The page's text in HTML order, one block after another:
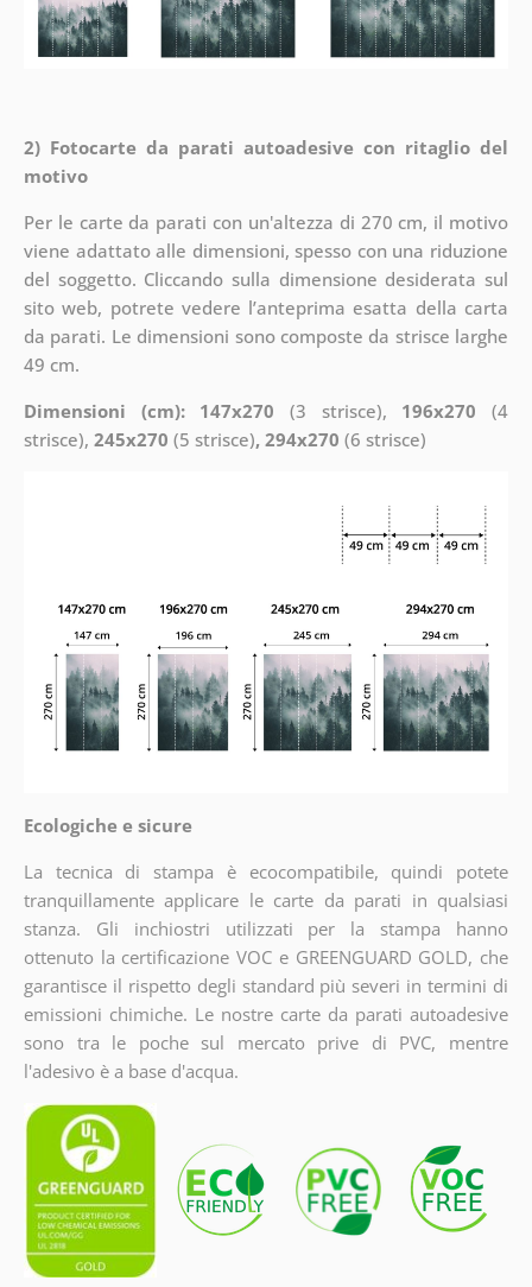
2) Fotocarte da parati autoadesive con ritaglio del
motivo
Per le carte da parati con un'altezza di 270 cm, il motivo
viene adattato alle dimensioni, spesso con una riduzione
del soggetto. Cliccando sulla dimensione desiderata sul
sito web, potrete vedere l’anteprima esatta della carta
da parati. Le dimensioni sono composte da strisce larghe
49 cm.
Dimensioni (cm): 147x270 (3 strisce), 196x270 (4
strisce), 245x270 (5 strisce), 294x270 (6 strisce)
Ecologiche e sicure
La tecnica di stampa è ecocompatibile, quindi potete
tranquillamente applicare le carte da parati in qualsiasi
stanza. Gli inchiostri utilizzati per la stampa hanno
ottenuto la certificazione VOC e GREENGUARD GOLD, che
garantisce il rispetto degli standard più severi in termini di
emissioni chimiche. Le nostre carte da parati autoadesive
sono tra le poche sul mercato prive di PVC, mentre
l'adesivo è a base d'acqua.